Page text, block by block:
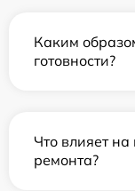
Каким
готовности?
Что влияет
ремонта?